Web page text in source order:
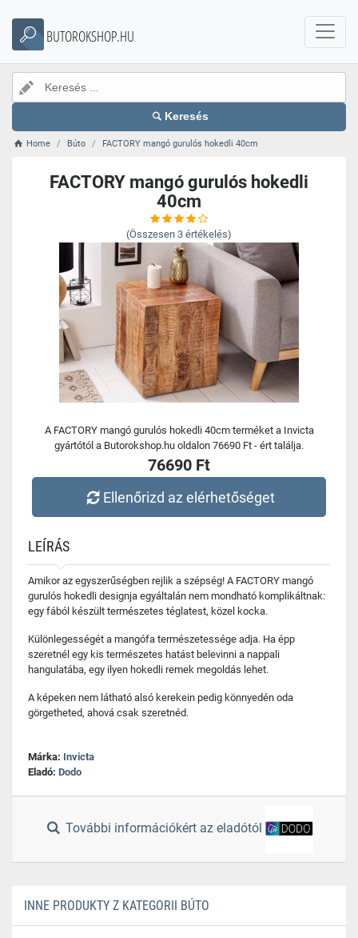
BUTOROKSHOP.HU
Keresés
Home Búto FACTORY mangó gurulós hokedli 40cm
FACTORY mangó gurulós hokedli
40cm
(Összesen 3 értékelés)
A FACTORY mangó gurulós hokedli 40cm terméket a Invicta
gyártótól a Butorokshop.hu oldalon 76690 Ft - ért találja.
76690 Ft
Ellenőrizd az elérhetőséget
LEÍRÁS
Amikor az egyszerűségben rejlik a szépség! A FACTORY mangó
gurulós hokedli designja egyáltalán nem mondható komplikáltnak:
egy fából készült természetes téglatest, közel kocka.
Különlegességét a mangófa természetessége adja. Ha épp
szeretnél egy kis természetes hatást belevinni a nappali
hangulatába, egy ilyen hokedli remek megoldás lehet.
A képeken nem látható alsó kerekein pedig könnyedén oda
görgetheted, ahová csak szeretnéd.
Márka: Invicta
Eladó: Dodo
További információkért az eladótól
INNE PRODUKTY Z KATEGORII BÚTO